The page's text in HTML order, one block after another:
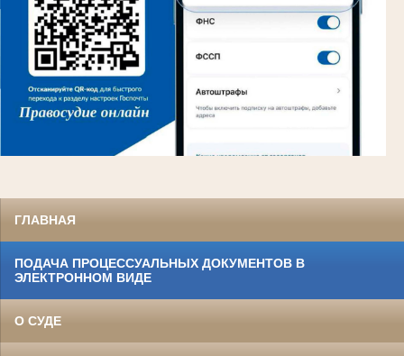
ГЛАВНАЯ
ПОДАЧА ПРОЦЕССУАЛЬНЫХ ДОКУМЕНТОВ В
ЭЛЕКТРОННОМ ВИДЕ
О СУДЕ